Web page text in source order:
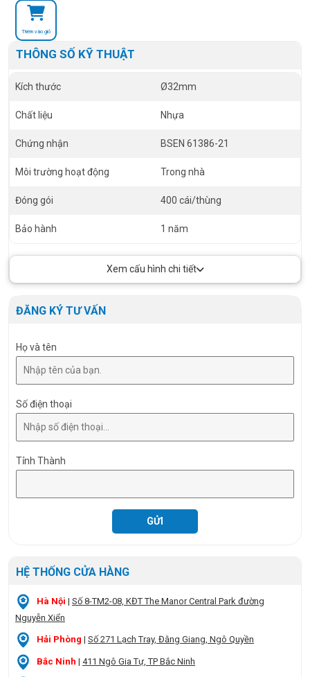
Thêm vào giỏ
THÔNG SỐ KỸ THUẬT
Kích thước Ø32mm
Chất liệu Nhựa
Chứng nhận BSEN 61386-21
Môi trường hoạt động Trong nhà
Đóng gói 400 cái/thùng
Bảo hành 1 năm
Xem cấu hình chi tiết
ĐĂNG KÝ TƯ VẤN
Họ và tên
Số điện thoại
Tỉnh Thành
HỆ THỐNG CỬA HÀNG
Hà Nội | Số 8-TM2-08, KĐT The Manor Central Park đường
Nguyễn Xiển
Hải Phòng | Số 271 Lạch Tray, Đằng Giang, Ngô Quyền
Bắc Ninh | 411 Ngô Gia Tự, TP Bắc Ninh